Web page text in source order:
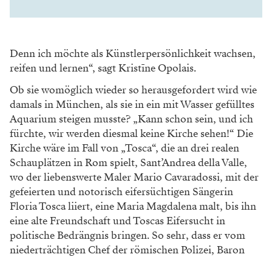
Denn ich möchte als Künstlerpersönlichkeit wachsen,
reifen und lernen“, sagt Kristīne Opolais.
Ob sie womöglich wieder so herausgefordert wird wie
damals in München, als sie in ein mit Wasser gefülltes
Aquarium steigen musste? „Kann schon sein, und ich
fürchte, wir werden diesmal keine Kirche sehen!“ Die
Kirche wäre im Fall von „Tosca“, die an drei realen
Schauplätzen in Rom spielt, Sant’Andrea della Valle,
wo der liebenswerte Maler Mario Cavaradossi, mit der
gefeierten und notorisch eifersüchtigen Sängerin
Floria Tosca liiert, eine Maria Magdalena malt, bis ihn
eine alte Freundschaft und Toscas Eifersucht in
politische Bedrängnis bringen. So sehr, dass er vom
niederträchtigen Chef der römischen Polizei, Baron